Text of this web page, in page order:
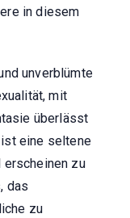
in diesem
unverblümte
mit
überlässt
ist eine seltene
erscheinen zu
das
zu